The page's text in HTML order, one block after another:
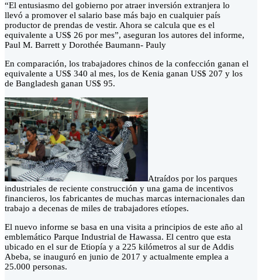
“El entusiasmo del gobierno por atraer inversión extranjera lo
llevó a promover el salario base más bajo en cualquier país
productor de prendas de vestir. Ahora se calcula que es el
equivalente a US$ 26 por mes”, aseguran los autores del informe,
Paul M. Barrett y Dorothée Baumann- Pauly
En comparación, los trabajadores chinos de la confección ganan el
equivalente a US$ 340 al mes, los de Kenia ganan US$ 207 y los
de Bangladesh ganan US$ 95.
Atraídos por los parques
industriales de reciente construcción y una gama de incentivos
financieros, los fabricantes de muchas marcas internacionales dan
trabajo a decenas de miles de trabajadores etíopes.
El nuevo informe se basa en una visita a principios de este año al
emblemático Parque Industrial de Hawassa. El centro que esta
ubicado en el sur de Etiopía y a 225 kilómetros al sur de Addis
Abeba, se inauguró en junio de 2017 y actualmente emplea a
25.000 personas.